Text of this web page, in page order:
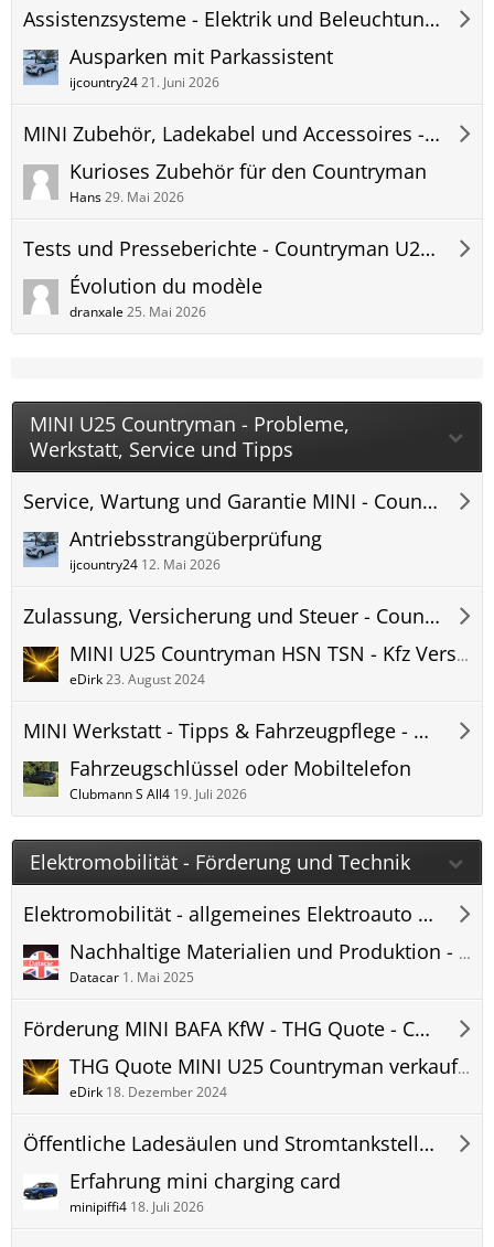
Assistenzsysteme - Elektrik und Beleuchtung - Countryman U25 Forum
Ausparken mit Parkassistent
ijcountry2421. Juni 2026
MINI Zubehör, Ladekabel und Accessoires - Countryman U25 Forum
Kurioses Zubehör für den Countryman
Hans29. Mai 2026
Tests und Presseberichte - Countryman U25 Forum
Évolution du modèle
dranxale25. Mai 2026
MINI U25 Countryman - Probleme,
Werkstatt, Service und Tipps
Service, Wartung und Garantie MINI - Countryman U25 Forum
Antriebsstrangüberprüfung
ijcountry24 12. Mai 2026
Zulassung, Versicherung und Steuer - Countryman U25 Forum
MINI U25 Countryman HSN TSN - Kfz Versicherung - Herstellerschlüsselnummer + Typschlüsselnummer - Versicherungseinstufung
eDirk23. August 2024
MINI Werkstatt - Tipps & Fahrzeugpflege - Countryman U25 Forum
Fahrzeugschlüssel oder Mobiltelefon
Clubmann S All4 19. Juli 2026
Elektromobilität - Förderung und Technik
Elektromobilität - allgemeines Elektroauto Forum
Nachhaltige Materialien und Produktion - allgemeine Diskussion MINI und Elektroauto Fremdfabrikate
Datacar 1. Mai 2025
Förderung MINI BAFA KfW - THG Quote - Countryman U25 Forum
THG Quote MINI U25 Countryman verkaufen - Treibhausgas CO2 - Vergleich Prämie Forum
eDirk 18. Dezember 2024
Öffentliche Ladesäulen und Stromtankstellen
Erfahrung mini charging card
minipiffi4 18. Juli 2026